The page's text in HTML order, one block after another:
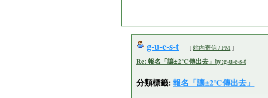
g-u-e-s-t [站內寄信 / PM ]
Re: 報名「讓±2℃傳出去」by:g-u-e-s-t
分類標籤: 報名「讓±2℃傳出去」